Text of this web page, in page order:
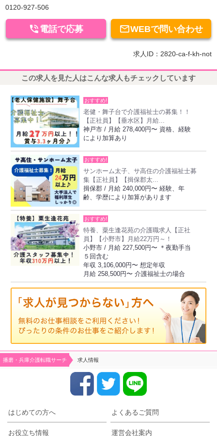
0120-927-506
WEBで問い合わせ
 電話で応募
求人ID：2820-ca-f-kh-not
この求人を見た人はこんな求人もチェックしています
おすすめ!
老健・舞子台で介護福祉士の募集！！
【正社員】【垂水区】月給...
神戸市 / 月給 278,400円〜 資格、経験
により加算あり
おすすめ!
サンホーム太子、サ高住の介護福祉士募
集【正社員】【揖保郡太...
揖保郡 / 月給 240,000円〜 経験、年
齢、学歴により加算があります
おすすめ!
特養、粟生逢花苑の介護職求人【正社
員】【小野市】月給22万円～！
小野市 / 月給 227,500円〜 ＊夜勤手当
５回含む
年収 3,106,000円〜 想定年収
月給 258,500円〜 介護福祉士の場合
播磨・兵庫介護転職サーチ 求人情報
はじめての方へ よくあるご質問
お役立ち情報 運営会社案内